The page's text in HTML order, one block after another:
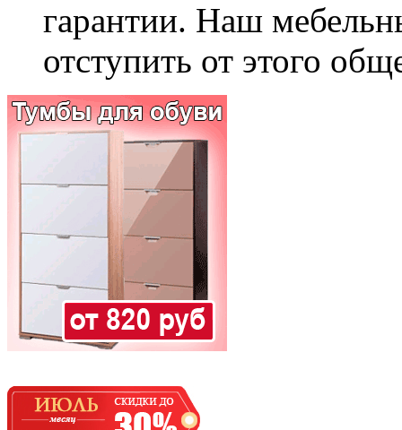
гарантии. Наш
отступить от этого